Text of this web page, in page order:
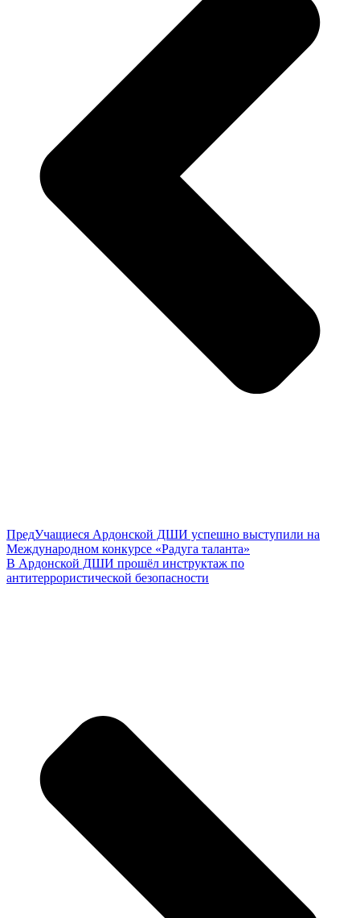
ПредУчащиеся Ардонской ДШИ успешно выступили на
Международном конкурсе «Радуга таланта»
В Ардонской ДШИ прошёл инструктаж по
антитеррористической безопасности